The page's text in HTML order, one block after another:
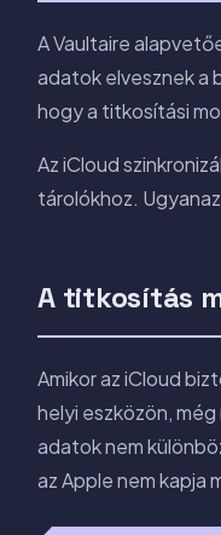
A Vaultaire
adatok elvesznek a
hogy a titkosítási
Az iCloud
tárolókhoz.
A titkosítás
Amikor az iCloud
helyi eszközön,
adatok nem
az Apple nem kapja